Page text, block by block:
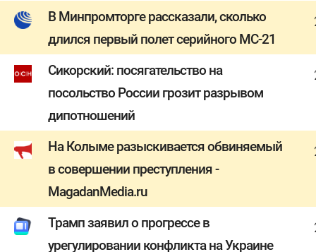
В Минпромторге рассказали, сколько
длился первый полет серийного МС-21
Сикорский: посягательство на
посольство России грозит разрывом
дипотношений
На Колыме разыскивается обвиняемый
в совершении преступления -
MagadanMedia.ru
Трамп заявил о прогрессе в
урегулировании конфликта на Украине